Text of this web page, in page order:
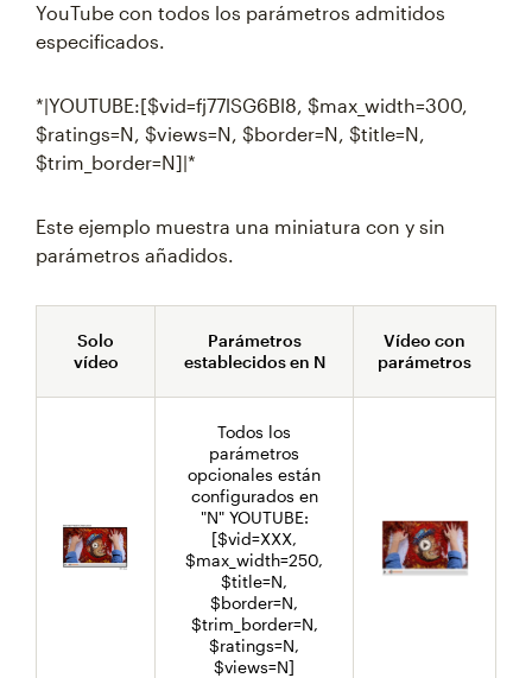
YouTube con todos los parámetros admitidos
especificados.
*|YOUTUBE:[$vid=fj77lSG6Bl8, $max_width=300,
$ratings=N, $views=N, $border=N, $title=N,
$trim_border=N]|*
Este ejemplo muestra una miniatura con y sin
parámetros añadidos.
Solo
vídeo
Parámetros
establecidos en N
Vídeo con
parámetros
Todos los
parámetros
opcionales están
configurados en
"N" YOUTUBE:
[$vid=XXX,
$max_width=250,
$title=N,
$border=N,
$trim_border=N,
$ratings=N,
$views=N]